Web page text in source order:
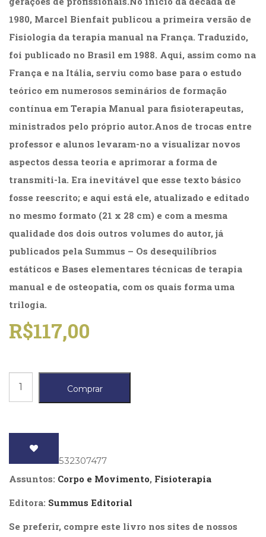
Educação
(278)
Educação
(39)
Fisioterapia
(47)
Fonoaudiologia
(54)
Gestalt-
(93)
Jornalismo
(57)
(66)
Literatura
Erótica
Literatura,
Ficção,
Ensaios
(69)
Obras
de
(Programação
Neurolingüística)
Psicodrama
(200)
Psicologia,
(799)
Propaganda
1980, Marcel Bienfait publicou a primeira versão de
Fisiologia da terapia manual na França. Traduzido,
foi publicado no Brasil em 1988. Aqui, assim como na
França e na Itália, serviu como base para o estudo
teórico em numerosos seminários de formação
contínua em Terapia Manual para fisioterapeutas,
ministrados pelo próprio autor.Anos de trocas entre
professor e alunos levaram-no a visualizar novos
aspectos dessa teoria e aprimorar a forma de
transmiti-la. Era inevitável que esse texto básico
fosse reescrito; e aqui está ele, atualizado e editado
no mesmo formato (21 x 28 cm) e com a mesma
qualidade dos dois outros volumes do autor, já
publicados pela Summus – Os desequilíbrios
estáticos e Bases elementares técnicas de terapia
manual e de osteopatia, com os quais forma uma
trilogia.
R$117,00
Bases
da
Terapia
quantidade
Comprar
: 9788532307477
Assuntos: Corpo e Movimento, Fisioterapia
Editora: Summus Editorial
Se preferir, compre este livro nos sites de nossos